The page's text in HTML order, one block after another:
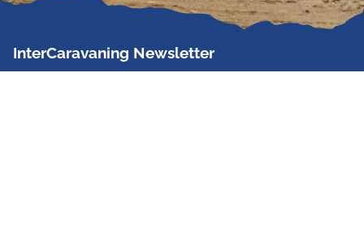
InterCaravaning Newsletter